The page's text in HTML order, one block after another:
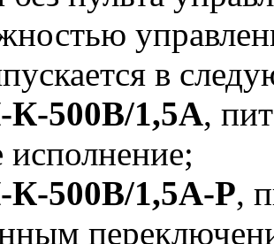
в
500В/1,5А,
исполнение;
500В/1,5А-Р,